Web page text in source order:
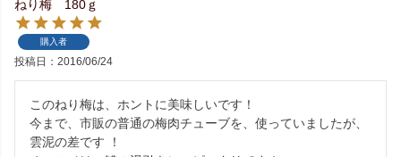
ねり梅 180ｇ
購入者
投稿日 2016/06/24
このねり梅は、ホントに美味しいです！
今まで、市販の普通の梅肉チューブを、使っていましたが、
雲泥の差です ！